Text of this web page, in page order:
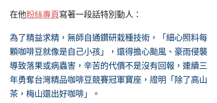
在他粉絲專頁寫著一段話特別動人：
為了精益求精，無師自通鑽研栽種技術，「細心照料每
顆咖啡豆就像是自己小孩」，還得擔心颱風、豪雨侵襲
導致落果或病蟲害，辛苦的代價不是沒有回報，連續三
年勇奪台灣精品咖啡豆競賽冠軍寶座，證明「除了高山
茶，梅山還出好咖啡」。